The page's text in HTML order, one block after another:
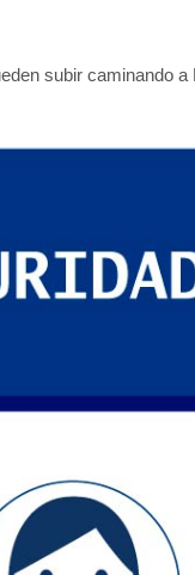
subir caminando